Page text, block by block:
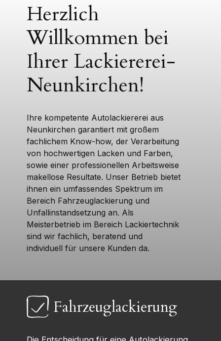
Herzlich
Willkommen bei
Ihrer Lackiererei-
Neunkirchen!
Ihre kompetente Autolackiererei aus
Neunkirchen garantiert mit großem
fachlichem Know-how, der Verarbeitung
von hochwertigen Lacken und Farben,
so​​wie einer professionellen Arbeitsweise
makellose Resultate. Unser Betrieb bietet
ihnen ein umfassendes Spektrum im
Bereich Fahrzeuglackierung und
Unfallinstandsetzung an. Als
Meisterbetrieb im Bereich Lackiertechnik
sind wir fachlich, beratend und
individuell für unsere Kunden da.
Fahrzeuglackierung